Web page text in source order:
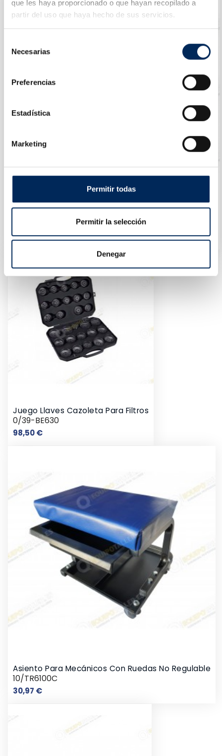
que les haya proporcionado o que hayan recopilado a
partir del uso que haya hecho de sus servicios.
Necesarias
Preferencias
Estadística
Marketing
Permitir todas
Permitir la selección
Denegar
40,64 €Precio
Juego Llaves Cazoleta Para Filtros
0/39-BE630
98,50 €Precio
Asiento Para Mecánicos Con Ruedas No Regulable
10/TR6100C
30,97 €Precio